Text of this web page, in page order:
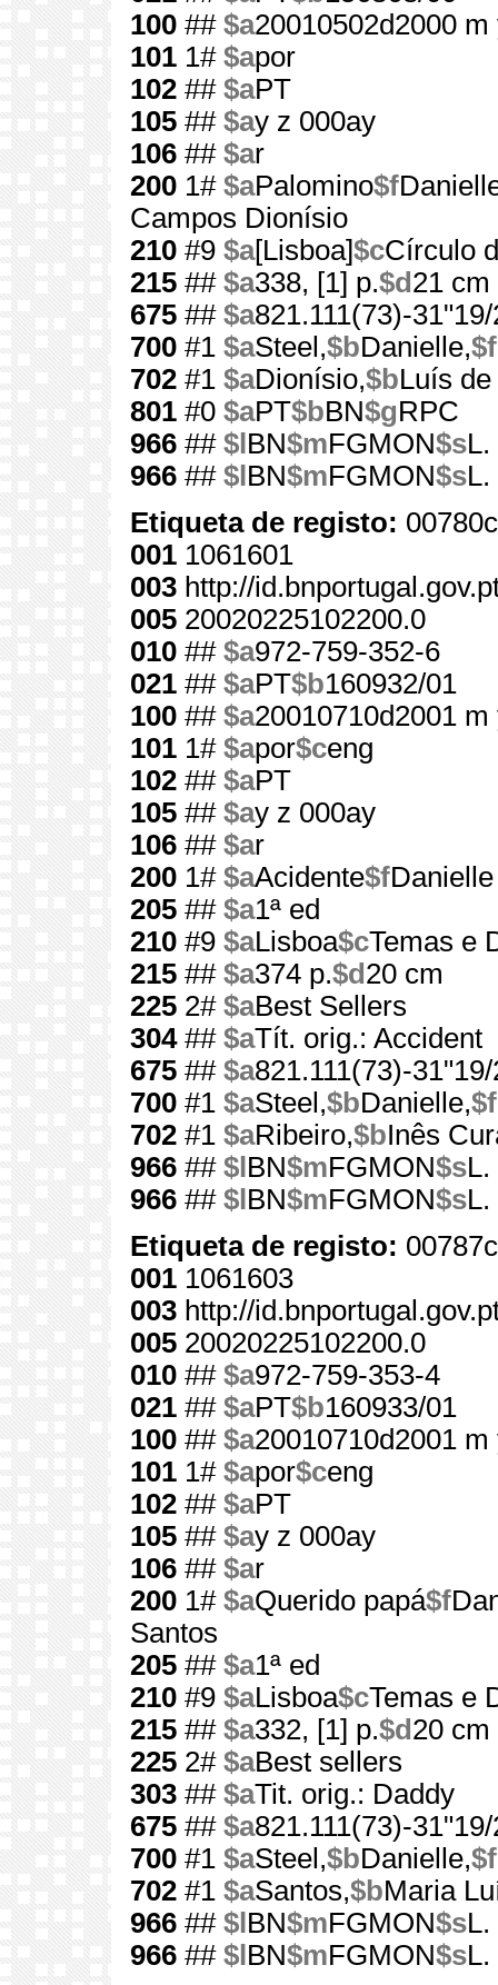
100 ## $a20010502d2000
101 1# $apor
102 ## $aPT
105 ## $ay z 000ay
106 ## $ar
200 1# $aPalomino$f
Campos Dionísio
210 #9 $a[Lisboa]$cCírculo
215 ## $a338, [1] p.$d 21 cm
675 ## $a821.111(73)-
700 #1 $aSteel,$bDanielle,$f
702 #1 $aDionísio,$bLuís
801 #0 $aPT$bBN$gRPC
966 ## $l BN$mFGMON$sL.
966 ## $l BN$mFGMON$sL.
Etiqueta de registo:
001 1061601
003 http://
005 20020225102200.0
010 ## $a972-759-352-6
021 ## $aPT$b160932/01
100 ## $a20010710d2001
101 1# $apor$ceng
102 ## $aPT
105 ## $ay z 000ay
106 ## $ar
200 1# $aAcidente$f
205 ## $a1ª ed
210 #9 $aLisboa$cTemas e
215 ## $a374 p.$d 20 cm
225 2# $aBest Sellers
304## $aTít. orig.: Accident
675 ## $a821.111(73)-
700 #1 $aSteel,$bDanielle,$f
702 #1 $aRibeiro,$bInês
966 ## $l BN$mFGMON$sL.
966 ## $l BN$mFGMON$sL.
Etiqueta de registo:
001 1061603
003 http://
005 20020225102200.0
010 ## $a972-759-353-4
021 ## $aPT$b160933/01
100 ## $a20010710d2001
101 1# $apor$ceng
102 ## $aPT
105 ## $ay z 000ay
106 ## $ar
200 1# $aQuerido papá$f
Santos
205 ## $a1ª ed
210 #9 $aLisboa$cTemas e
215 ## $a332, [1] p.$d 20 cm
225 2# $aBest sellers
303 ## $aTit. orig.: Daddy
675 ## $a821.111(73)-
700 #1 $aSteel,$bDanielle,$f
702 #1 $aSantos,$bMaria
966 ## $l BN$mFGMON$sL.
966 ## $l BN$mFGMON$sL.